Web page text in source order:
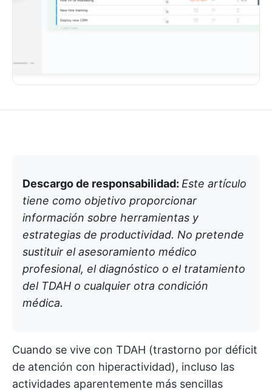
Descargo de responsabilidad: Este artículo
tiene como objetivo proporcionar
información sobre herramientas y
estrategias de productividad. No pretende
sustituir el asesoramiento médico
profesional, el diagnóstico o el tratamiento
del TDAH o cualquier otra condición
médica.
Cuando se vive con TDAH (trastorno por déficit
de atención con hiperactividad), incluso las
actividades aparentemente más sencillas